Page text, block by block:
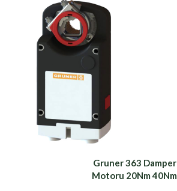
Mot. 5Nm 8Nm 15Nm
Gruner 363 Damper
Motoru 20Nm 40Nm